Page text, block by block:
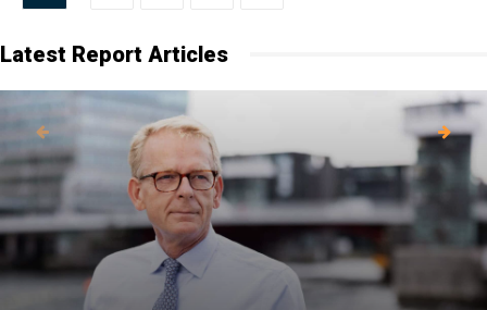
Latest Report Articles